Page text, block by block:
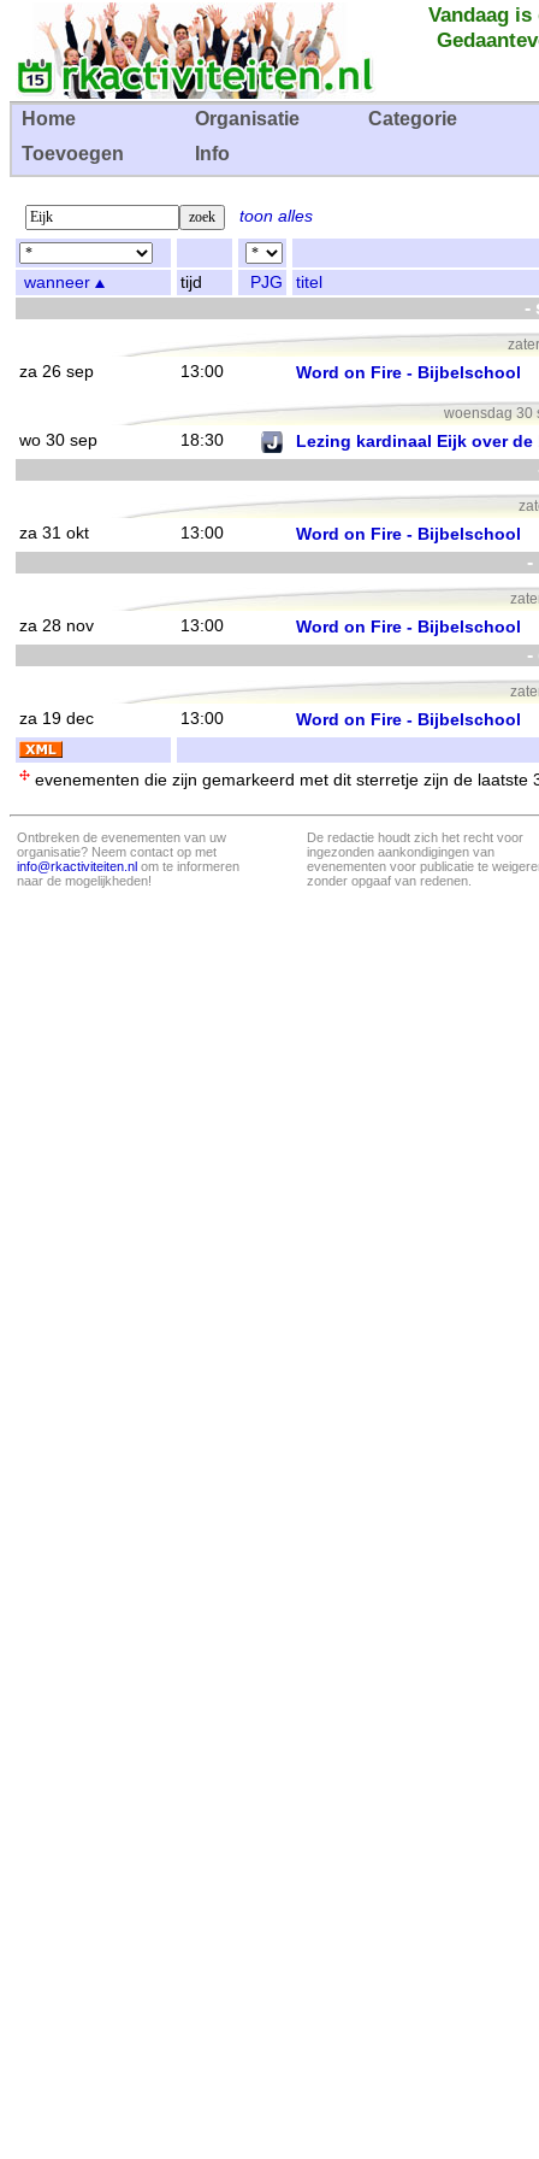
Vandaag
Home Organisatie
Categorie
Toevoegen
Info
toon alles
wanneer tijd PJG titel
-
za 26 sep 13:00 Word on Fire - Bijbelschool
woensdag 30
wo 30 sep 18:30 Lezing kardinaal Eijk over de
za 31 okt 13:00 Word on Fire - Bijbelschool
-
za 28 nov 13:00 Word on Fire - Bijbelschool
-
za 19 dec 13:00 Word on Fire - Bijbelschool
evenementen die zijn gemarkeerd met dit sterretje zijn de laatste
Ontbreken de evenementen van uw
organisatie? Neem contact op met
info@rkactiviteiten.nl om te informeren
naar de mogelijkheden!
De redactie houdt zich het recht voor
ingezonden aankondigingen van
evenementen voor publicatie te
zonder opgaaf van redenen.